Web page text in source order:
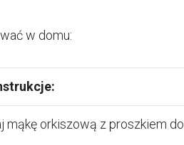
w domu:
mąkę orkiszową z proszkiem do